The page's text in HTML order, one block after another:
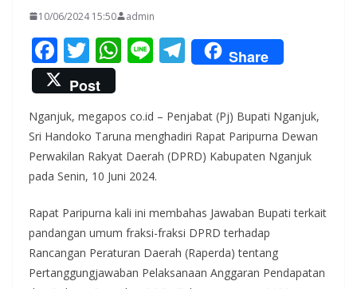
10/06/2024 15:50 admin
F
ac
e
b
o
o
k
T
w
itt
er
W
s
A
p
p
Li T
el
gr
a
Share
Post
Nganjuk, megapos co.id – Penjabat (Pj) Bupati Nganjuk,
Sri Handoko Taruna menghadiri Rapat Paripurna Dewan
Perwakilan Rakyat Daerah (DPRD) Kabupaten Nganjuk
pada Senin, 10 Juni 2024.
Rapat Paripurna kali ini membahas Jawaban Bupati terkait
pandangan umum fraksi-fraksi DPRD terhadap
Rancangan Peraturan Daerah (Raperda) tentang
Pertanggungjawaban Pelaksanaan Anggaran Pendapatan